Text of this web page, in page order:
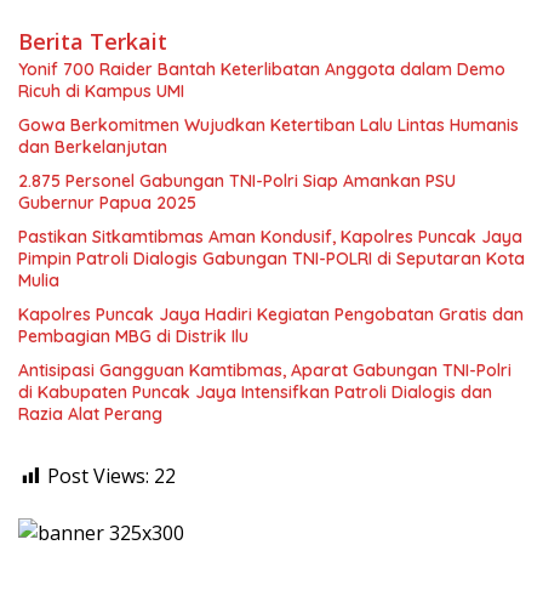
Berita Terkait
Yonif 700 Raider Bantah Keterlibatan Anggota dalam Demo
Ricuh di Kampus UMI
Gowa Berkomitmen Wujudkan Ketertiban Lalu Lintas Humanis
dan Berkelanjutan
2.875 Personel Gabungan TNI-Polri Siap Amankan PSU
Gubernur Papua 2025
Pastikan Sitkamtibmas Aman Kondusif, Kapolres Puncak Jaya
Pimpin Patroli Dialogis Gabungan TNI-POLRI di Seputaran Kota
Mulia
Kapolres Puncak Jaya Hadiri Kegiatan Pengobatan Gratis dan
Pembagian MBG di Distrik Ilu
Antisipasi Gangguan Kamtibmas, Aparat Gabungan TNI-Polri
di Kabupaten Puncak Jaya Intensifkan Patroli Dialogis dan
Razia Alat Perang
Post Views: 22